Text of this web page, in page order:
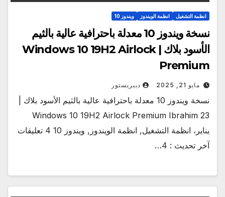
انظمة التشغيل انظمة الويندوز ويندوز 10
نسخة ويندوز 10 معدلة باحترافية عالية بالثيم
الأسود بلاك | Windows 10 19H2 Airlock
Premium
مايو 21, 2025 ديبريستور
نسخة ويندوز 10 معدلة باحترافية عالية بالثيم الأسود بلاك |
Windows 10 19H2 Airlock Premium Ibrahim 23
يناير، انظمة التشغيل, انظمة الويندوز, ويندوز 10 4 تعليقات
آخر تحديث : 4…